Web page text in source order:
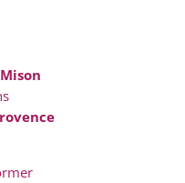
Mison